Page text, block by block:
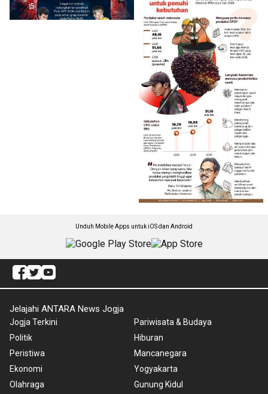
Unduh Mobile Apps untuk iOS dan Android
Jelajahi ANTARA News Jogja
Jogja Terkini
Politik
Peristiwa
Ekonomi
Olahraga
Pariwisata & Budaya
Hiburan
Mancanegara
Yogyakarta
Gunung Kidul